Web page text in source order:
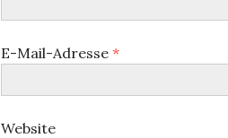
E-Mail-Adresse *
Website